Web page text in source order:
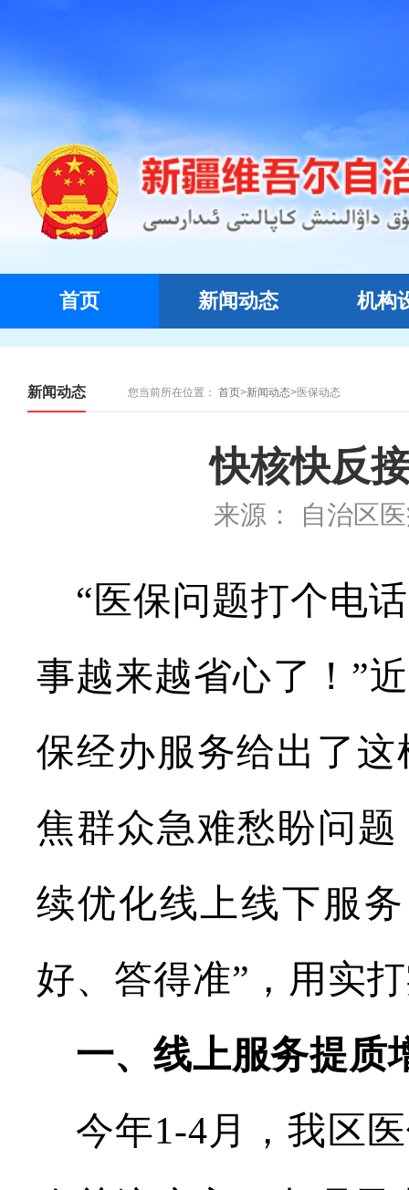
首页 新闻动态 机构
新闻动态 您当前所在位置： 首页>新闻动态>医保动态
快核快反
来源： 自治区
“医保问题打个电
事越来越省心了！”
保经办服务给出了
焦群众急难愁盼问
续优化线上线下服
好、答得准”，用实
一、线上服务提质
今年1-4月，我区